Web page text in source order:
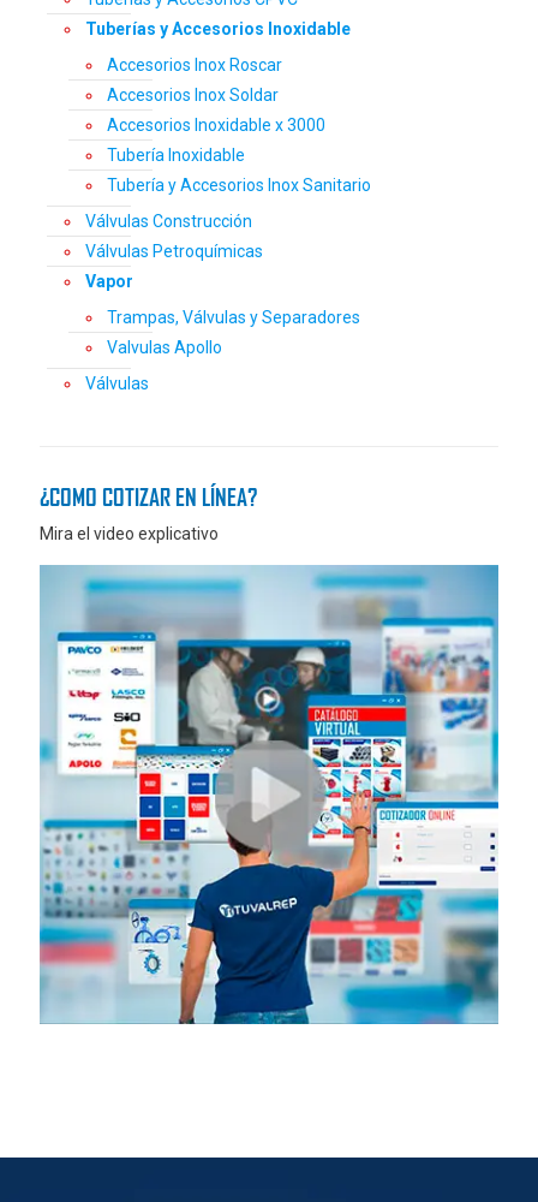
Tuberías y Accesorios Inoxidable
Accesorios Inox Roscar
Accesorios Inox Soldar
Accesorios Inoxidable x 3000
Tubería Inoxidable
Tubería y Accesorios Inox Sanitario
Válvulas Construcción
Válvulas Petroquímicas
Vapor
Trampas, Válvulas y Separadores
Valvulas Apollo
Válvulas
¿COMO COTIZAR EN LÍNEA?
Mira el video explicativo